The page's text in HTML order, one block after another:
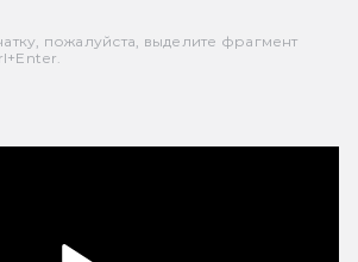
пожалуйста, выделите фрагмент